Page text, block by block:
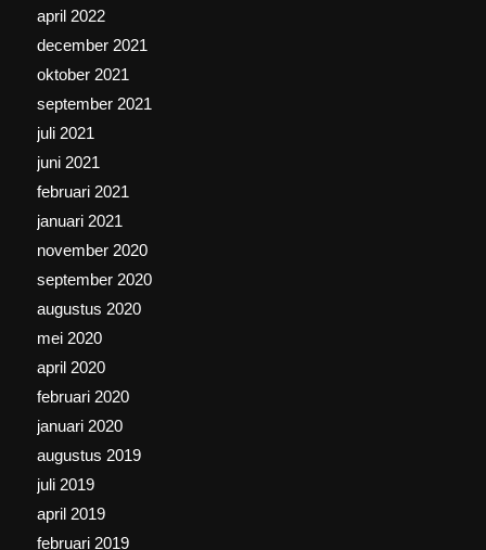
april 2022
december 2021
oktober 2021
september 2021
juli 2021
juni 2021
februari 2021
januari 2021
november 2020
september 2020
augustus 2020
mei 2020
april 2020
februari 2020
januari 2020
augustus 2019
juli 2019
april 2019
februari 2019